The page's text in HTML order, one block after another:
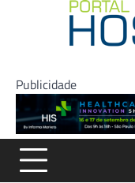
Publicidade